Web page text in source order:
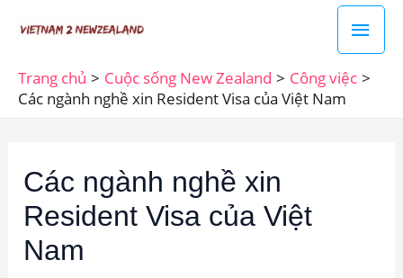
dung
Trang chủ Cuộc sống New Zealand
Công việc
Các ngành nghề xin Resident Visa của Việt Nam
Các ngành nghề xin
Resident Visa của Việt
Nam